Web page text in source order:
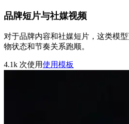
品牌短片与社媒视频
对于品牌内容和社媒短片，这类模
物状态和节奏关系跑顺。
4.1k 次使用使用模板